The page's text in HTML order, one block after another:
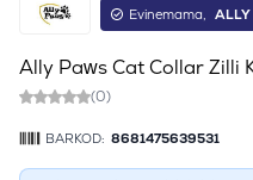
Evinemama, ALLY
Ally Paws Cat Collar Zilli
(0)
BARKOD: 8681475639531